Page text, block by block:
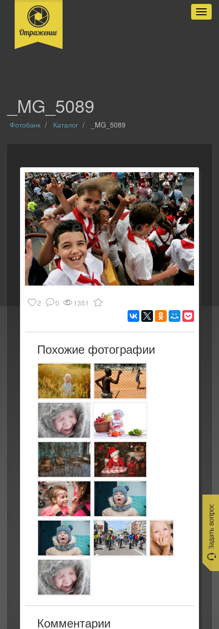
_MG_5089
Фотобанк Каталог _MG_5089
2 0 1351
Похожие фотографии
Комментарии